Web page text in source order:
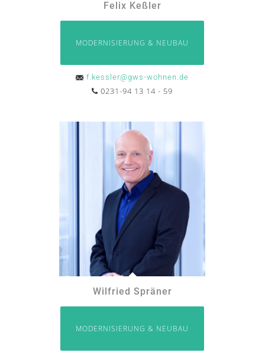
Felix Keßler
MODERNISIERUNG & NEUBAU
f.kessler@gws-wohnen.de
0231-94 13 14 - 59
Wilfried Spräner
MODERNISIERUNG & NEUBAU